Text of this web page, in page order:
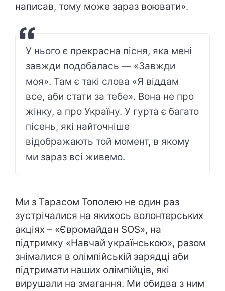
написав, тому може зараз воювати».
У нього є прекрасна пісня, яка мені
завжди подобалась — «Завжди
моя». Там є такі слова «Я віддам
все, аби стати за тебе». Вона не про
жінку, а про Україну. У гурта є багато
пісень, які найточніше
відображають той момент, в якому
ми зараз всі живемо.
Ми з Тарасом Тополею не один раз
зустрічалися на якихось волонтерських
акціях – «Євромайдан SOS», на
підтримку «Навчай українською», разом
знімалися в олімпійській зарядці аби
підтримати наших олімпійців, які
вирушали на змагання. Ми обидва з ним